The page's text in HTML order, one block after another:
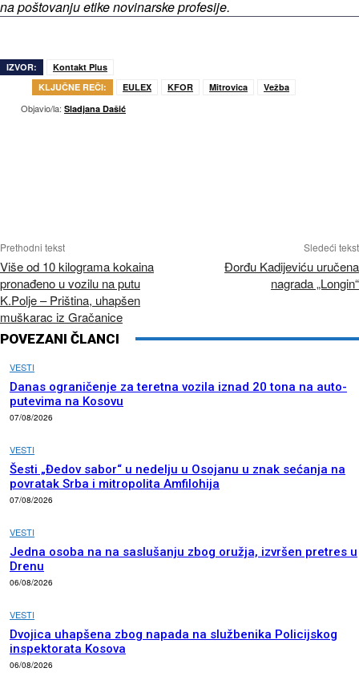
na poštovanju etike novinarske profesije.
IZVOR:
Kontakt Plus
KLJUČNE REČI:
EULEX KFOR Mitrovica Vežba
Objavio/la: Sladjana Dašić
Prethodni tekst
Više od 10 kilograma kokaina
pronađeno u vozilu na putu
K.Polje – Priština, uhapšen
muškarac iz Gračanice
Sledeći tekst
Đorđu Kadijeviću uručena
nagrada „Longin“
POVEZANI ČLANCI
VESTI
Danas ograničenje za teretna vozila iznad 20 tona na auto-
putevima na Kosovu
07/08/2026
VESTI
Šesti „Đedov sabor“ u nedelju u Osojanu u znak sećanja na
povratak Srba i mitropolita Amfilohija
07/08/2026
VESTI
Jedna osoba na na saslušanju zbog oružja, izvršen pretres u
Drenu
06/08/2026
VESTI
Dvojica uhapšena zbog napada na službenika Policijskog
inspektorata Kosova
06/08/2026